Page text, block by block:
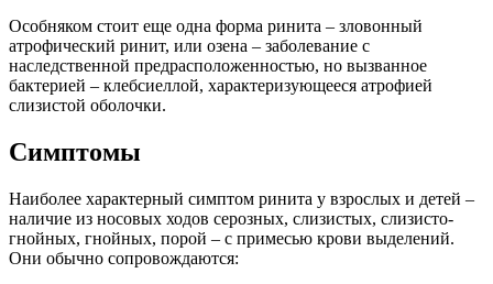
Особняком стоит еще одна форма ринита – зловонный
атрофический ринит, или озена – заболевание с
наследственной предрасположенностью, но вызванное
бактерией – клебсиеллой, характеризующееся атрофией
слизистой оболочки.
Симптомы
Наиболее характерный симптом ринита у взрослых и детей –
наличие из носовых ходов серозных, слизистых, слизисто-
гнойных, гнойных, порой – с примесью крови выделений.
Они обычно сопровождаются: